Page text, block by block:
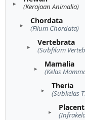
(Kerajaan Animalia)
Chordata
(Filum Chordata)
Vertebrata
(Subfilum
Mamalia
(Kelas
Theria
(Subkelas